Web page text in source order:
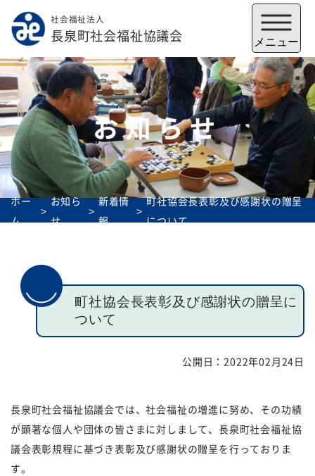
社会福祉法人
長泉町社会福祉協議会 メニュー
メニューを閉じる
社協とは サービス
採用 あゆみ（沿革）
お問い合せ お知らせ
お知らせ
ホー
ム
お知ら
せ
新着情
報
町社協会長表彰及び感謝状の贈呈
について
町社協会長表彰及び感謝状の贈呈に
ついて
公開日：2022年02月24日
長泉町社会福祉協議会では、社会福祉の増進に努め、その功績
が顕著な個人や団体の皆さまに対しまして、長泉町社会福祉協
議会表彰規程に基づき表彰及び感謝状の贈呈を行っておりま
す。